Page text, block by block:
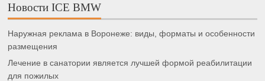
Новости ICE BMW
Наружная реклама в Воронеже: виды, форматы и особенности
размещения
Лечение в санатории является лучшей формой реабилитации
для пожилых